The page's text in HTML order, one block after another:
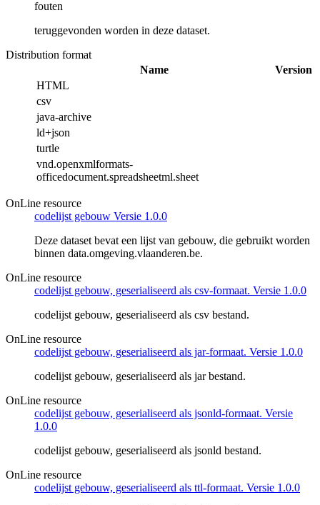
fouten
teruggevonden worden in deze dataset.
Distribution format
Name
Version
HTML
csv
java-archive
ld+json
turtle
vnd.openxmlformats-
officedocument.spreadsheetml.sheet
OnLine resource
codelijst gebouw Versie 1.0.0
Deze dataset bevat een lijst van gebouw, die gebruikt worden
binnen data.omgeving.vlaanderen.be.
OnLine resource
codelijst gebouw, geserialiseerd als csv-formaat. Versie 1.0.0
codelijst gebouw, geserialiseerd als csv bestand.
OnLine resource
codelijst gebouw, geserialiseerd als jar-formaat. Versie 1.0.0
codelijst gebouw, geserialiseerd als jar bestand.
OnLine resource
codelijst gebouw, geserialiseerd als jsonld-formaat. Versie
1.0.0
codelijst gebouw, geserialiseerd als jsonld bestand.
OnLine resource
codelijst gebouw, geserialiseerd als ttl-formaat. Versie 1.0.0